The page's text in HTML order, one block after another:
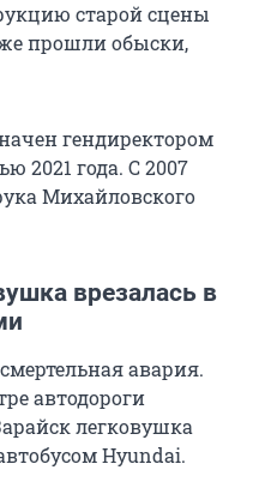
старой сцены
прошли обыски,
гендиректором
2021 года. С 2007
Михайловского
врезалась в
авария.
автодороги
легковушка
Hyundai.